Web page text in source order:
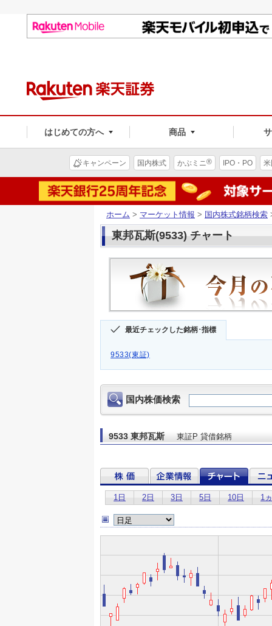
はじめての方へ 商品
キャンペーン 国内株式 かぶミニ® IPO・PO
ホーム > マーケット情報 > 国内株式銘柄検索
東邦瓦斯(9533) チャート
最近チェックした銘柄･指標
9533(東証)